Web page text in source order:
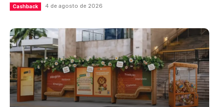
Cashback 4 de agosto de 2026